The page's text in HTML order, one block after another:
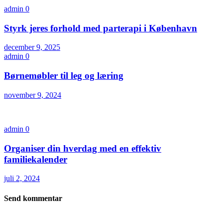
admin 0
Styrk jeres forhold med parterapi i København
december 9, 2025
admin 0
Børnemøbler til leg og læring
november 9, 2024
admin 0
Organiser din hverdag med en effektiv
familiekalender
juli 2, 2024
Send kommentar